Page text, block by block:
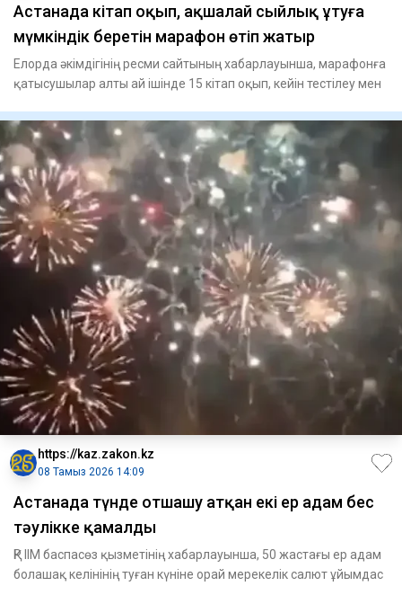
Астанада кітап оқып, ақшалай сыйлық ұтуға
мүмкіндік беретін марафон өтіп жатыр
Елорда әкімдігінің ресми сайтының хабарлауынша, марафонға
қатысушылар алты ай ішінде 15 кітап оқып, кейін тестілеу мен
https://kaz.zakon.kz
08 Тамыз 2026 14:09
Астанада түнде отшашу атқан екі ер адам бес
тәулікке қамалды
ҚР ІІМ баспасөз қызметінің хабарлауынша, 50 жастағы ер адам
болашақ келінінің туған күніне орай мерекелік салют ұйымдас